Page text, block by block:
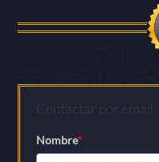
Nombre*